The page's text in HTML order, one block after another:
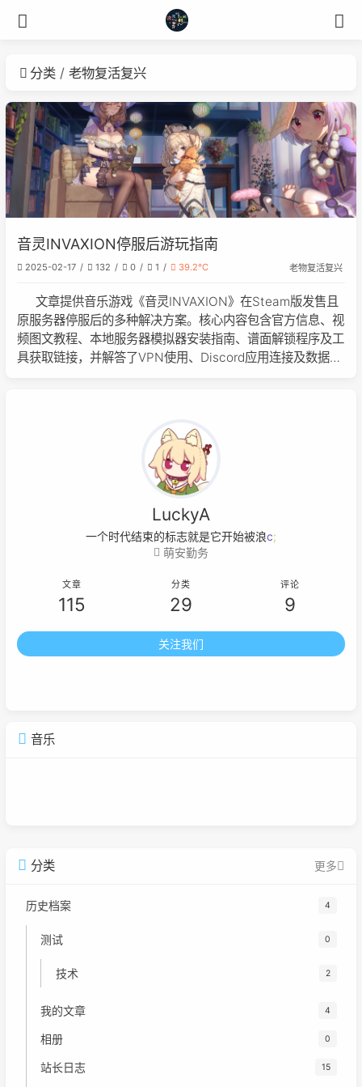
分类 老物复活复兴
音灵INVAXION停服后游玩指南
2025-02-17 132 0 1 39.2℃ 老物复活复兴
文章提供音乐游戏《音灵INVAXION》在Steam版发售且
原服务器停服后的多种解决方案。核心内容包含官方信息、视
频图文教程、本地服务器模拟器安装指南、谱面解锁程序及工
具获取链接，并解答了VPN使用、Discord应用连接及数据修
LuckyA
一个时代结束的标志就是它开始<|(_
萌安勤务
文章
115
分类
29
评论
9
关注我们
音乐
分类 更多
历史档案 4
测试 0
技术 2
我的文章 4
相册 0
站长日志 15